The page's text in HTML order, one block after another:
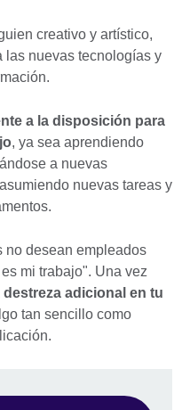
creativo y artístico,
las nuevas tecnologías y
a la disposición para
, ya sea aprendiendo
a nuevas
nuevas tareas y
no desean empleados
mi trabajo". Una vez
adicional en tu
tan sencillo como